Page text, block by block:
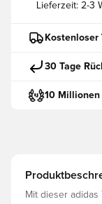
Lieferzeit: 2-3
30 Tage
10 Millionen
Mit dieser